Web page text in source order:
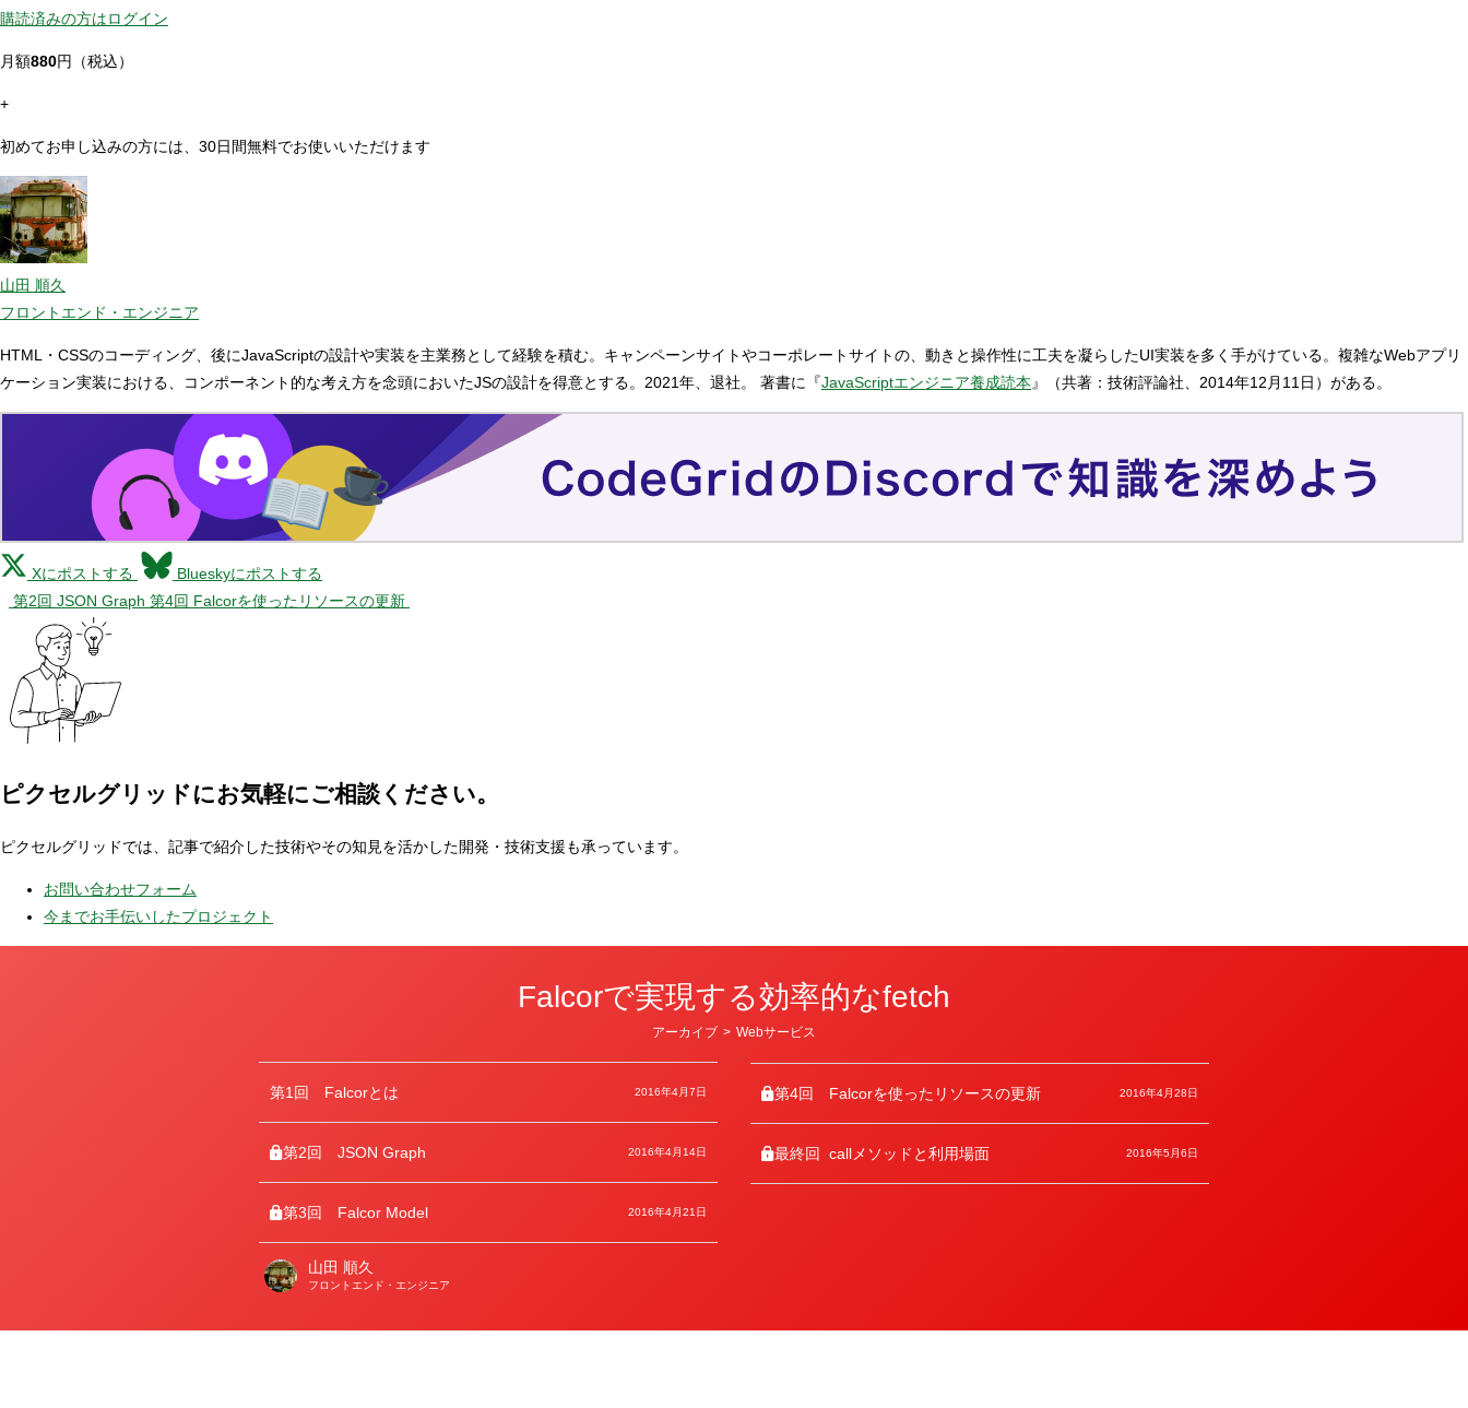
購読済みの方はログイン
月額880円（税込）
+
初めてお申し込みの方には、30日間無料でお使いいただけます
山田 順久
フロントエンド・エンジニア
HTML・CSSのコーディング、後にJavaScriptの設計や実装を主業務として経験を積む。キャンペーンサイトやコーポレートサイトの、動きと操作性に工夫を凝らしたUI実装を多く手がけている。複雑なWebアプリ
ケーション実装における、コンポーネント的な考え方を念頭においたJSの設計を得意とする。2021年、退社。 著書に『JavaScriptエンジニア養成読本 』（共著：技術評論社、2014年12月11日）がある。
Xにポストする
Blueskyにポストする
第2回 JSON Graph 第4回 Falcorを使ったリソースの更新
ピクセルグリッドにお気軽にご相談ください。
ピクセルグリッドでは、記事で紹介した技術やその知見を活かした開発・技術支援も承っています。
お問い合わせフォーム
今までお手伝いしたプロジェクト
Falcorで実現する効率的なfetch
カ
ゴ
ー
アーカイブ > Webサービス
第1回 Falcorとは 2016年4月7日
第2回 JSON Graph 2016年4月14日
第3回 Falcor Model 2016年4月21日
第4回 Falcorを使ったリソースの更新 2016年4月28日
最終回 callメソッドと利用場面 2016年5月6日
著
山田 順久
フロントエンド・エンジニア